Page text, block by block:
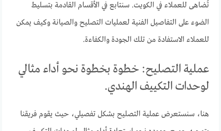
تُضاهى للعملاء في الكويت. سنتابع في الأقسام القادمة بتسليط
الضوء على التفاصيل الفنية لعمليات التصليح والصيانة وكيف يمكن
للعملاء الاستفادة من تلك الجودة والكفاءة.
عملية التصليح: خطوة بخطوة نحو أداء مثالي
لوحدات التكييف الهندي.
هنا، سنستعرض عملية التصليح بشكل تفصيلي، حيث يقوم فريقنا